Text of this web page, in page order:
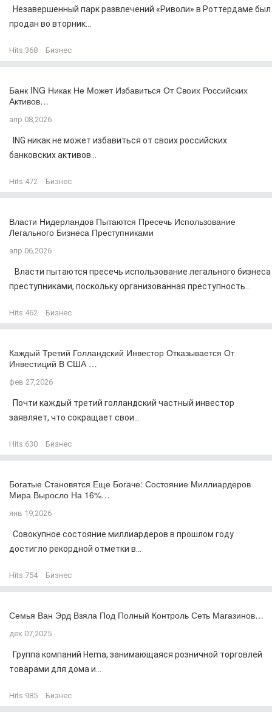
Незавершенный парк развлечений «Риволи» в Роттердаме был
продан во вторник...
Hits:368 Бизнес
Банк ING Никак Не Может Избавиться От Своих Российских
Активов…
апр 08,2026
ING никак не может избавиться от своих российских
банковских активов...
Hits:472 Бизнес
Власти Нидерландов Пытаются Пресечь Использование
Легального Бизнеса Преступниками
апр 06,2026
Власти пытаются пресечь использование легального бизнеса
преступниками, поскольку организованная преступность...
Hits:462 Бизнес
Каждый Третий Голландский Инвестор Отказывается От
Инвестиций В США …
фев 27,2026
Почти каждый третий голландский частный инвестор
заявляет, что сокращает свои...
Hits:630 Бизнес
Богатые Становятся Еще Богаче: Состояние Миллиардеров
Мира Выросло На 16%…
янв 19,2026
Совокупное состояние миллиардеров в прошлом году
достигло рекордной отметки в...
Hits:754 Бизнес
Семья Ван Эрд Взяла Под Полный Контроль Сеть Магазинов…
дек 07,2025
Группа компаний Hema, занимающаяся розничной торговлей
товарами для дома и...
Hits:985 Бизнес